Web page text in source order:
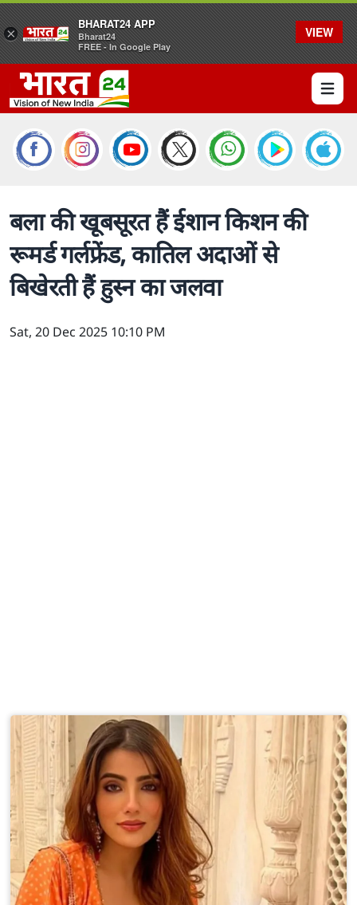
Open
बला की खूबसूरत हैं ईशान किशन की
रूमर्ड गर्लफ्रेंड, कातिल अदाओं से
बिखेरती हैं हुस्न का जलवा
Sat, 20 Dec 2025 10:10 PM
×
BHARAT24 APP
Bharat24
FREE - In Google Play
VIEW